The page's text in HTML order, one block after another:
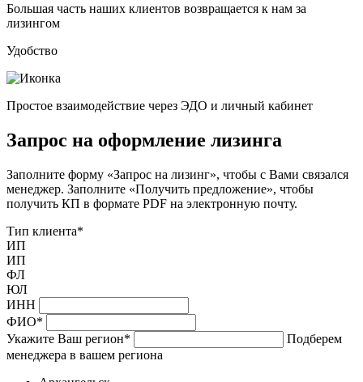
Большая часть наших клиентов возвращается к нам за
лизингом
Удобство
Простое взаимодействие через ЭДО и личный кабинет
Запрос на оформление лизинга
Заполните форму «Запрос на лизинг», чтобы с Вами связался
менеджер. Заполните «Получить предложение», чтобы
получить КП в формате PDF на электронную почту.
Тип клиента*
ИП
ИП
ФЛ
ЮЛ
ИНН
ФИО*
Укажите Ваш регион*
Подберем
менеджера в вашем региона